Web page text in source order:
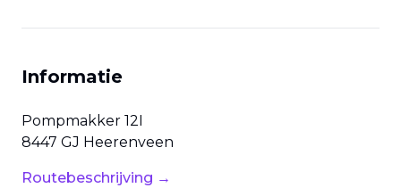
Informatie
Pompmakker 12I
8447 GJ Heerenveen
Routebeschrijving →